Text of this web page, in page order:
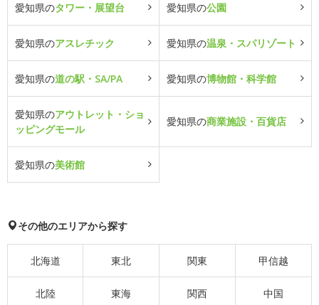
愛知県のタワー・展望台 愛知県の公園
愛知県のアスレチック 愛知県の温泉・スパリゾート
愛知県の道の駅・SA/PA 愛知県の博物館・科学館
愛知県のアウトレット・ショ
ッピングモール
愛知県の商業施設・百貨店
愛知県の美術館
その他のエリアから探す
北海道 東北 関東 甲信越
北陸 東海 関西 中国